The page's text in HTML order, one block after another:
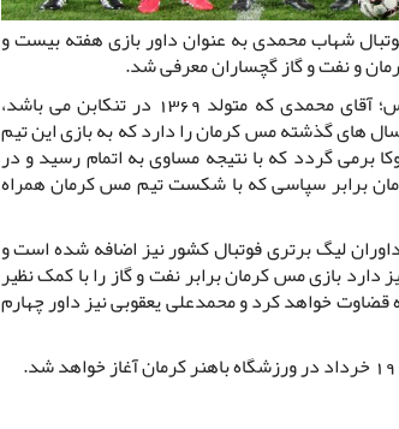
شهاب محمدی به عنوان داور بازی هفته بیست و
و نفت و گاز گچساران معرفی شد.
به گزارش روابط عمومی باشگاه مس؛ آقای محمدی که متولد 1369 در تنکابن می باشد،
های گذشته مس کرمان را دارد که به بازی این تیم
برابر چوکا برمی گردد که با نتیجه مساوی به اتمام رسید و در
برابر سپاسی که با شکست تیم مس کرمان همراه
لیگ برتری فوتبال کشور نیز اضافه شده است و
دارد بازی مس کرمان برابر نفت و گاز را با کمک نظیر
خواهد کرد و محمدعلی یعقوبی نیز داور چهارم